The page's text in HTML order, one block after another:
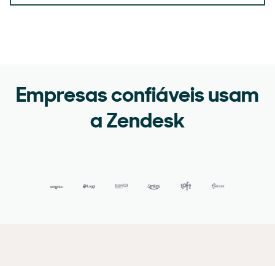
Empresas confiáveis usam
a Zendesk